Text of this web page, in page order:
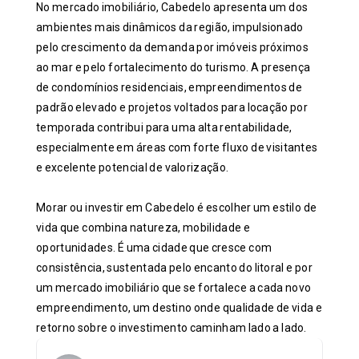
No mercado imobiliário, Cabedelo apresenta um dos
ambientes mais dinâmicos da região, impulsionado
pelo crescimento da demanda por imóveis próximos
ao mar e pelo fortalecimento do turismo. A presença
de condomínios residenciais, empreendimentos de
padrão elevado e projetos voltados para locação por
temporada contribui para uma alta rentabilidade,
especialmente em áreas com forte fluxo de visitantes
e excelente potencial de valorização.
Morar ou investir em Cabedelo é escolher um estilo de
vida que combina natureza, mobilidade e
oportunidades. É uma cidade que cresce com
consistência, sustentada pelo encanto do litoral e por
um mercado imobiliário que se fortalece a cada novo
empreendimento, um destino onde qualidade de vida e
retorno sobre o investimento caminham lado a lado.